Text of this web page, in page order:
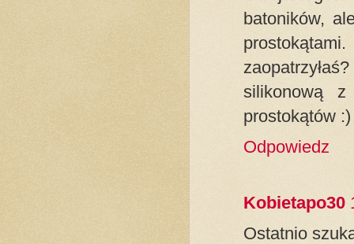
batoników,
silikonową z
prostokątów
Odpowiedz
Kobietapo30
Ostatnio